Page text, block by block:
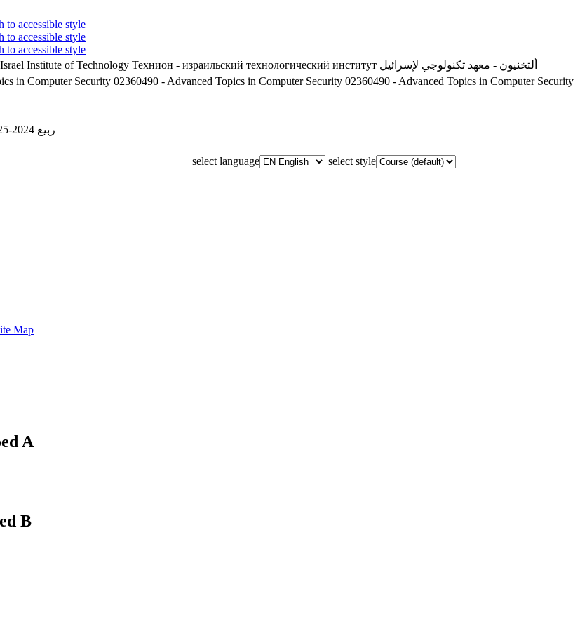
to accessible style
to accessible style
to accessible style
Institute of Technology Технион - израильский технологический институт ألتخنيون - معهد تكنولوجي لإسرائيل
Topics in Computer Security 02360490 - Advanced Topics in Computer Security 02360490 - Advanced Topics in Computer Security
ربيع 2024-2025
select language
select style
Map
A
B